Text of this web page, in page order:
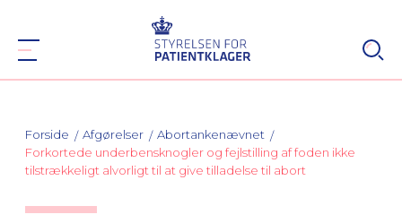
Forside Afgørelser
Abortankenævnet
Forkortede underbensknogler og fejlstilling af foden ikke
tilstrækkeligt alvorligt til at give tilladelse til abort